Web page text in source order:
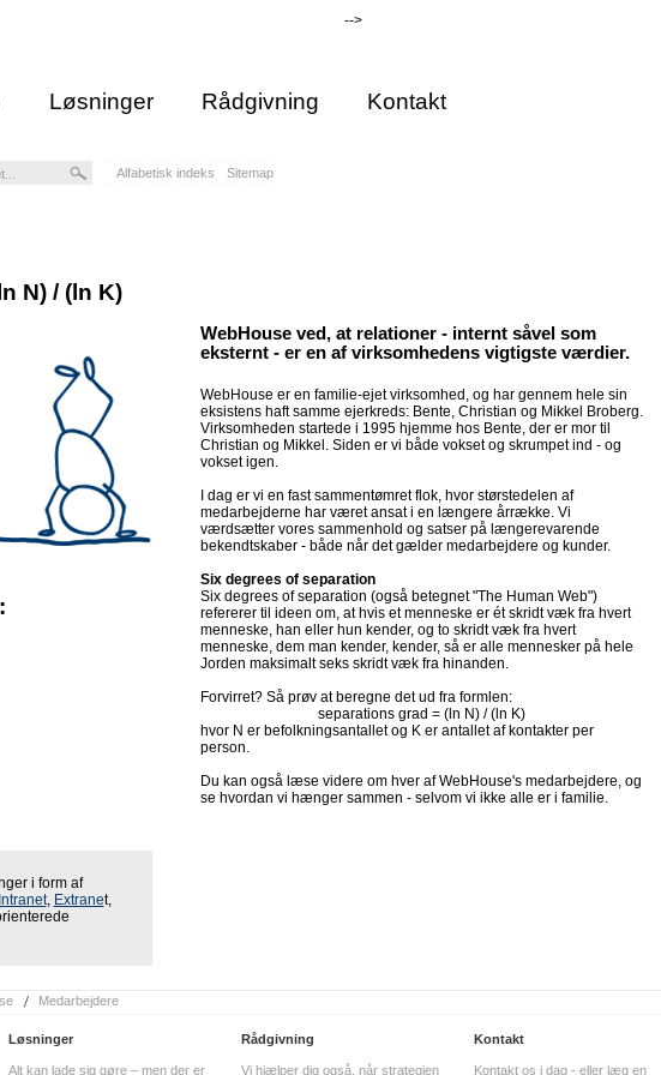
-->
Løsninger Rådgivning Kontakt
Alfabetisk indeks Sitemap
N) / (ln K)
i form af
Intranet, Extranet,
WebHouse ved, at relationer - internt såvel som
eksternt - er en af virksomhedens vigtigste værdier.
WebHouse er en familie-ejet virksomhed, og har gennem hele sin
eksistens haft samme ejerkreds: Bente, Christian og Mikkel Broberg.
Virksomheden startede i 1995 hjemme hos Bente, der er mor til
Christian og Mikkel. Siden er vi både vokset og skrumpet ind - og
vokset igen.
I dag er vi en fast sammentømret flok, hvor størstedelen af
medarbejderne har været ansat i en længere årrække. Vi
værdsætter vores sammenhold og satser på længerevarende
bekendtskaber - både når det gælder medarbejdere og kunder.
Six degrees of separation
Six degrees of separation (også betegnet "The Human Web")
refererer til ideen om, at hvis et menneske er ét skridt væk fra hvert
menneske, han eller hun kender, og to skridt væk fra hvert
menneske, dem man kender, kender, så er alle mennesker på hele
Jorden maksimalt seks skridt væk fra hinanden.
Forvirret? Så prøv at beregne det ud fra formlen:
separations grad = (ln N) / (ln K)
hvor N er befolkningsantallet og K er antallet af kontakter per
person.
Du kan også læse videre om hver af WebHouse's medarbejdere, og
se hvordan vi hænger sammen - selvom vi ikke alle er i familie.
Medarbejdere
Løsninger
Alt kan lade sig gøre – men der er
Rådgivning
Vi hjælper dig også, når strategien
Kontakt
Kontakt os i dag - eller læg en